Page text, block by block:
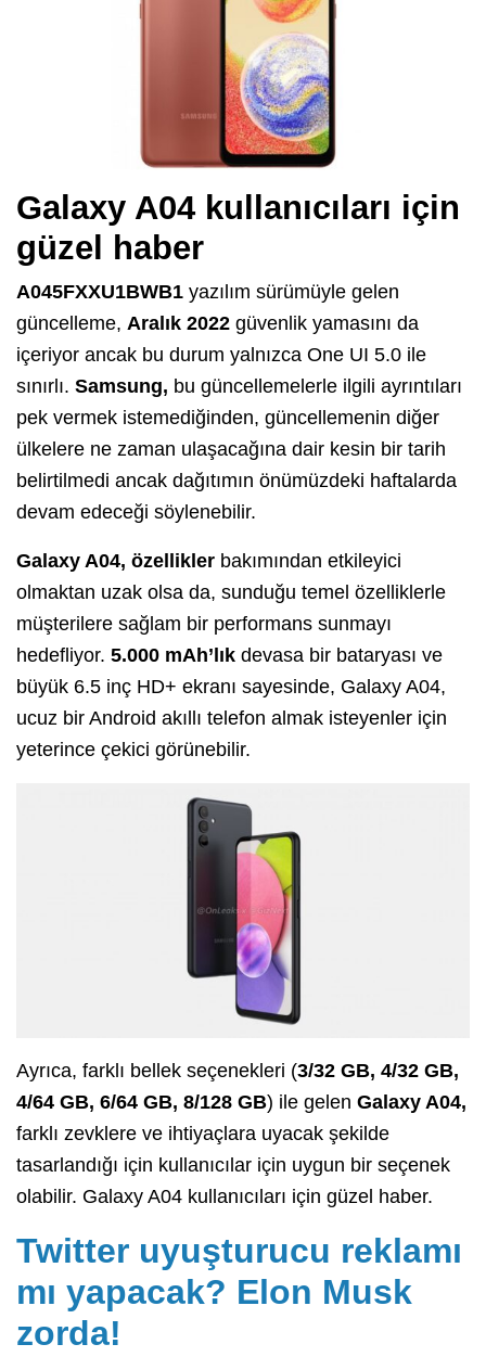
Galaxy A04 kullanıcıları için
güzel haber
A045FXXU1BWB1 yazılım sürümüyle gelen
güncelleme, Aralık 2022 güvenlik yamasını da
içeriyor ancak bu durum yalnızca One UI 5.0 ile
sınırlı. Samsung, bu güncellemelerle ilgili ayrıntıları
pek vermek istemediğinden, güncellemenin diğer
ülkelere ne zaman ulaşacağına dair kesin bir tarih
belirtilmedi ancak dağıtımın önümüzdeki haftalarda
devam edeceği söylenebilir.
Galaxy A04, özellikler bakımından etkileyici
olmaktan uzak olsa da, sunduğu temel özelliklerle
müşterilere sağlam bir performans sunmayı
hedefliyor. 5.000 mAh’lık devasa bir bataryası ve
büyük 6.5 inç HD+ ekranı sayesinde, Galaxy A04,
ucuz bir Android akıllı telefon almak isteyenler için
yeterince çekici görünebilir.
Ayrıca, farklı bellek seçenekleri (3/32 GB, 4/32 GB,
4/64 GB, 6/64 GB, 8/128 GB) ile gelen Galaxy A04,
farklı zevklere ve ihtiyaçlara uyacak şekilde
tasarlandığı için kullanıcılar için uygun bir seçenek
olabilir. Galaxy A04 kullanıcıları için güzel haber.
Twitter uyuşturucu reklamı
mı yapacak? Elon Musk
zorda!